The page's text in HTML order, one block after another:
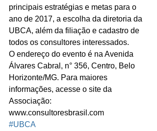
principais estratégias e metas para o
ano de 2017, a escolha da diretoria da
UBCA, além da filiação e cadastro de
todos os consultores interessados.
O endereço do evento é na Avenida
Álvares Cabral, n° 356, Centro, Belo
Horizonte/MG. Para maiores
informações, acesse o site da
Associação:
www.consultoresbrasil.com
#UBCA